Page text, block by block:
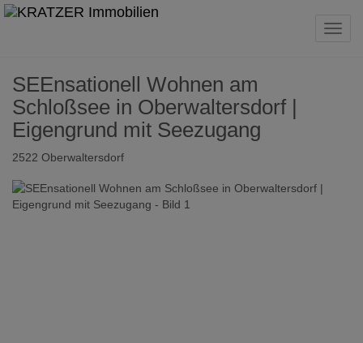
SEEnsationell Wohnen am
Schloßsee in Oberwaltersdorf |
Eigengrund mit Seezugang
2522 Oberwaltersdorf